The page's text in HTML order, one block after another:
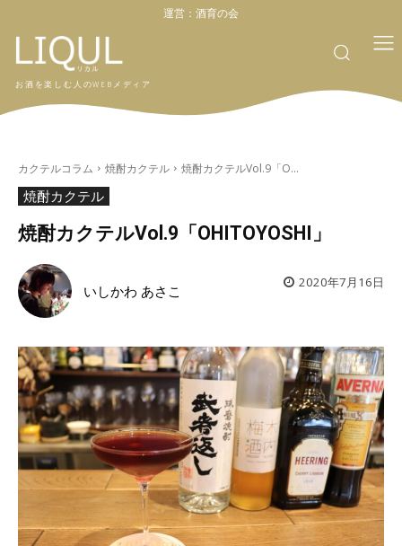
運営： 酒育の会
お酒を楽しむ人のWEBメディア
カクテルコラム 焼酎カクテル 焼酎カクテルVol.9「O...
焼酎カクテル
焼酎カクテルVol.9「OHITOYOSHI」
いしかわ あさこ 2020年7月16日